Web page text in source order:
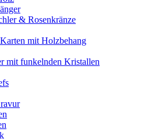
& Rosenkränze
mit Holzbehang
mit funkelnden Kristallen